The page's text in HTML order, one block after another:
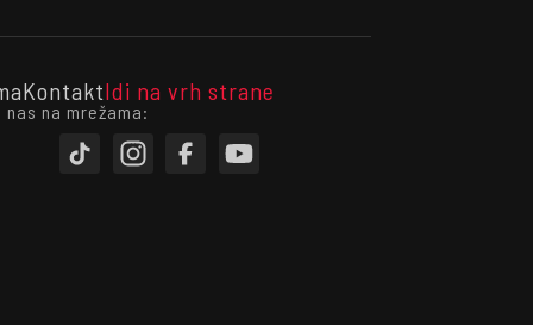
KontaktIdi na vrh strane
na mrežama: